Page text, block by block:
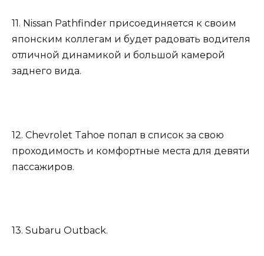
11. Nissan Pathfinder присоединяется к своим
японским коллегам и будет радовать водителя
отличной динамикой и большой камерой
заднего вида.
12. Chevrolet Tahoe попал в список за свою
проходимость и комфортные места для девяти
пассажиров.
13. Subaru Outback.